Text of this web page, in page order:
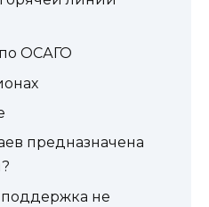
ОСАГО
предназначена
поддержка не